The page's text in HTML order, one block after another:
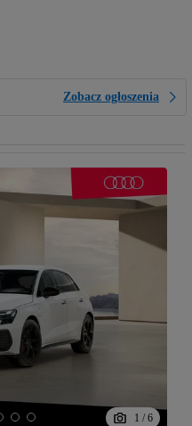
Zobacz ogłoszenia
1 / 6